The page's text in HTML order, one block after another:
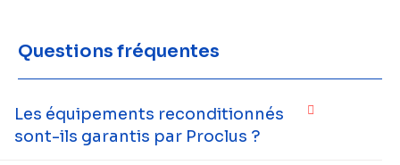
Questions fréquentes
Les équipements reconditionnés
sont-ils garantis par Proclus ?